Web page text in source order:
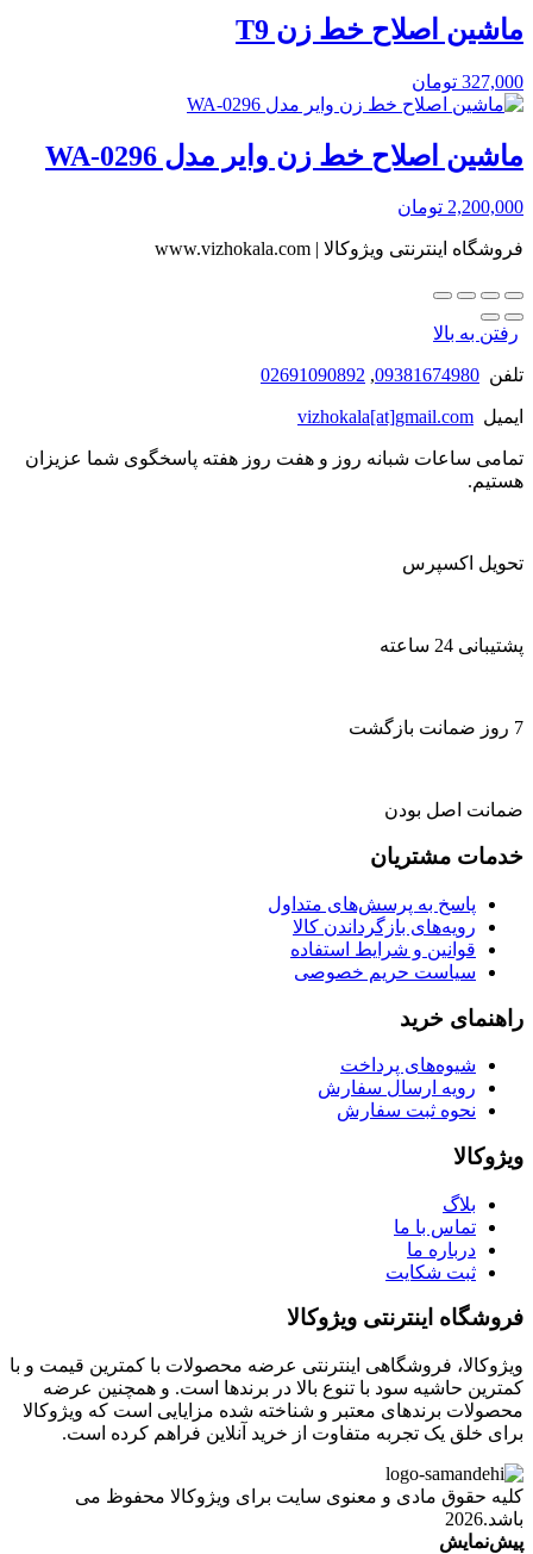
ماشین اصلاح خط زن T9
327,000 تومان
ماشین اصلاح خط زن وایر مدل WA-0296
2,200,000 تومان
فروشگاه اینترنتی ویژوکالا | www.vizhokala.com
رفتن به بالا
تلفن 09381674980
,
02691090892
ایمیل vizhokala[at]gmail.com
تمامی ساعات شبانه روز و هفت روز هفته پاسخگوی شما عزیزان
هستیم.
تحویل اکسپرس
پشتیبانی 24 ساعته
7 روز ضمانت بازگشت
ضمانت اصل بودن
خدمات مشتریان
پاسخ به پرسش‌های متداول
رویه‌های بازگرداندن کالا
قوانین و شرایط استفاده
سیاست حریم خصوصی
راهنمای خرید
شیوه‌های پرداخت
رویه ارسال سفارش
نحوه ثبت سفارش
ویژوکالا
بلاگ
تماس با ما
درباره ما
ثبت شکایت
فروشگاه اینترنتی ویژوکالا
ویژوکالا، فروشگاهی اینترنتی عرضه محصولات با کمترین قیمت و با
کمترین حاشیه سود با تنوع بالا در برندها است. و همچنین عرضه
محصولات برندهای معتبر و شناخته شده مزایایی است که ویژوکالا
برای خلق یک تجربه متفاوت از خرید آنلاین فراهم کرده است.
کلیه حقوق مادی و معنوی سایت برای ویژوکالا محفوظ می
باشد.2026
پیش‌نمایش